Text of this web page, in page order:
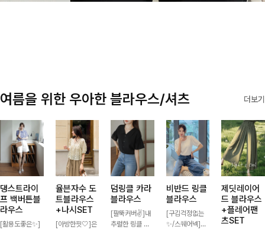
여름을 위한 우아한 블라우스/셔츠 더보기
댕스트라이
프 백버튼블
라우스
[활용도좋은✨]
율븐자수 도
트블라우스
+나시SET
[아방한핏🤍]은
덤링클 카라
블라우스
[팔뚝커버✌]내
추럴한 링클 텍
비반드 링클
블라우스
[구김걱정없는
✨/스퀘어넥]입
제딧레이어
드 블라우스
+플레어팬
츠SET